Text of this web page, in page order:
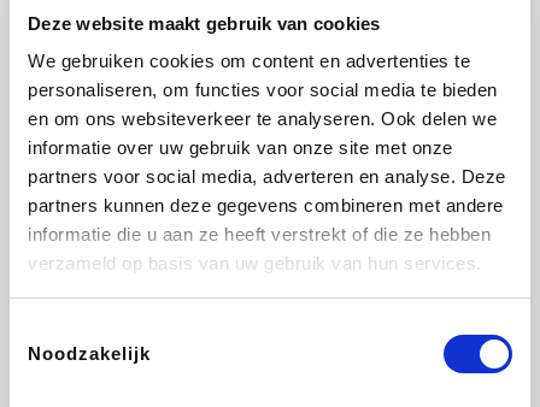
Deze website maakt gebruik van cookies
We gebruiken cookies om content en advertenties te
personaliseren, om functies voor social media te bieden
en om ons websiteverkeer te analyseren. Ook delen we
informatie over uw gebruik van onze site met onze
partners voor social media, adverteren en analyse. Deze
partners kunnen deze gegevens combineren met andere
informatie die u aan ze heeft verstrekt of die ze hebben
verzameld op basis van uw gebruik van hun services.
Noodzakelijk
Weekendesk Sarenza Schiesser Interhome
Lufthansa